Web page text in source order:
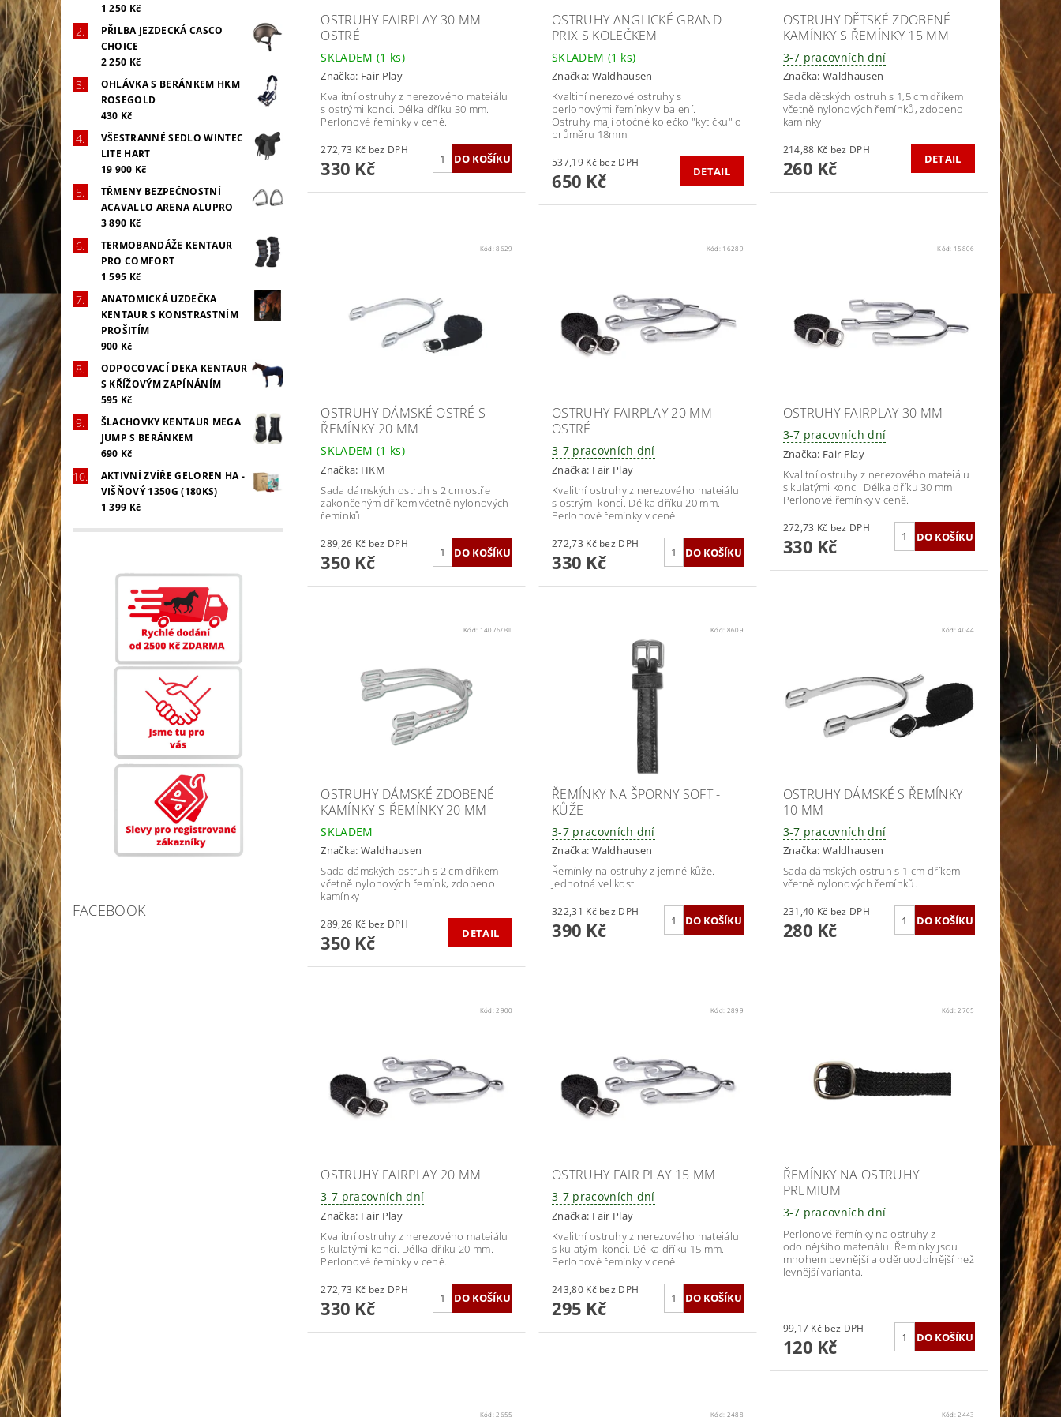
1 250 Kč
PŘILBA JEZDECKÁ CASCO
CHOICE
2 250 Kč
OHLÁVKA S BERÁNKEM HKM
ROSEGOLD
430 Kč
VŠESTRANNÉ SEDLO WINTEC
LITE HART
19 900 Kč
TŘMENY BEZPEČNOSTNÍ
ACAVALLO ARENA ALUPRO
3 890 Kč
TERMOBANDÁŽE KENTAUR
PRO COMFORT
1 595 Kč
ANATOMICKÁ UZDEČKA
KENTAUR S KONSTRASTNÍM
PROŠITÍM
900 Kč
ODPOCOVACÍ DEKA KENTAUR
S KŘÍŽOVÝM ZAPÍNÁNÍM
595 Kč
ŠLACHOVKY KENTAUR MEGA
JUMP S BERÁNKEM
690 Kč
AKTIVNÍ ZVÍŘE GELOREN HA -
VIŠŇOVÝ 1350G (180KS)
1 399 Kč
FACEBOOK
OSTRUHY FAIRPLAY 30 MM
OSTRÉ
SKLADEM (1 ks)
Značka: Fair Play
Kvalitní ostruhy z nerezového mateiálu
s ostrými konci. Délka dříku 30 mm.
Perlonové řemínky v ceně.
272,73 Kč bez DPH
330 Kč
OSTRUHY ANGLICKÉ GRAND
PRIX S KOLEČKEM
SKLADEM (1 ks)
Značka: Waldhausen
Kvaltiní nerezové ostruhy s
perlonovými řemínky v balení.
Ostruhy mají otočné kolečko "kytičku" o
průměru 18mm.
537,19 Kč bez DPH
650 Kč DETAIL
OSTRUHY DĚTSKÉ ZDOBENÉ
KAMÍNKY S ŘEMÍNKY 15 MM
3-7 pracovních dní
Značka:Waldhausen
Sada dětských ostruh s 1,5 cm dříkem
včetně nylonových řemínků, zdobeno
kamínky
214,88 Kč bez DPH
260 Kč DETAIL
Kód:8629
OSTRUHY DÁMSKÉ OSTRÉ S
ŘEMÍNKY 20 MM
SKLADEM (1 ks)
Značka: HKM
Sada dámských ostruh s 2 cm ostře
zakončeným dříkem včetně nylonových
řemínků.
289,26 Kč bez DPH
350 Kč
Kód: 16289
OSTRUHY FAIRPLAY 20 MM
OSTRÉ
3-7 pracovních dní
Značka: Fair Play
Kvalitní ostruhy z nerezového mateiálu
s ostrými konci. Délka dříku 20 mm.
Perlonové řemínky v ceně.
272,73 Kč bez DPH
330 Kč
Kód: 15806
OSTRUHY FAIRPLAY 30 MM
3-7 pracovních dní
Značka: Fair Play
Kvalitní ostruhy z nerezového mateiálu
s kulatými konci. Délka dříku 30 mm.
Perlonové řemínky v ceně.
272,73 Kč bez DPH
330 Kč
Kód: 14076/BIL
OSTRUHY DÁMSKÉ ZDOBENÉ
KAMÍNKY S ŘEMÍNKY 20 MM
SKLADEM
Značka: Waldhausen
Sada dámských ostruh s 2 cm dříkem
včetně nylonových řemínk, zdobeno
kamínky
289,26 Kč bez DPH
350 Kč DETAIL
Kód: 8609
ŘEMÍNKY NA ŠPORNY SOFT -
KŮŽE
3-7 pracovních dní
Značka: Waldhausen
Řemínky na ostruhy z jemné kůže.
Jednotná velikost.
322,31 Kč bez DPH
390 Kč
Kód:4044
OSTRUHY DÁMSKÉ S ŘEMÍNKY
10 MM
3-7 pracovních dní
Značka:Waldhausen
Sada dámských ostruh s 1 cm dříkem
včetně nylonových řemínků.
231,40 Kč bez DPH
280 Kč
Kód:2900
OSTRUHY FAIRPLAY 20 MM
3-7 pracovních dní
Značka: Fair Play
Kvalitní ostruhy z nerezového mateiálu
s kulatými konci. Délka dříku 20 mm.
Perlonové řemínky v ceně.
272,73 Kč bez DPH
330 Kč
Kód: 2899
OSTRUHY FAIR PLAY 15 MM
3-7 pracovních dní
Značka: Fair Play
Kvalitní ostruhy z nerezového mateiálu
s kulatými konci. Délka dříku 15 mm.
Perlonové řemínky v ceně.
243,80 Kč bez DPH
295 Kč
Kód:2705
ŘEMÍNKY NA OSTRUHY
PREMIUM
3-7 pracovních dní
Perlonové řemínky na ostruhy z
odolnějšího materiálu. Řemínky jsou
mnohem pevnější a oděruodolnější než
levnější varianta.
99,17 Kč bez DPH
120 Kč
Kód:2655 Kód: 2488 Kód:2443